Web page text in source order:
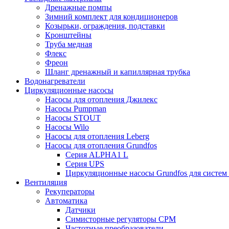
Дренажные помпы
Зимний комплект для кондиционеров
Козырьки, ограждения, подставки
Кронштейны
Труба медная
Флекс
Фреон
Шланг дренажный и капиллярная трубка
Водонагреватели
Циркуляционные насосы
Насосы для отопления Джилекс
Насосы Pumpman
Насосы STOUT
Насосы Wilo
Насосы для отопления Leberg
Насосы для отопления Grundfos
Серия ALPHA1 L
Серия UPS
Циркуляционные насосы Grundfos для
Вентиляция
Рекуператоры
Автоматика
Датчики
Симисторные регуляторы СРМ